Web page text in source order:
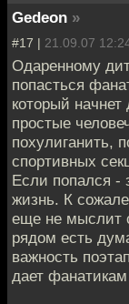
Gedeon »
#17 | 21.09.07
Одаренному
попасться
который начнет
простые
похулиганить,
спортивных
Если попался -
жизнь. К
еще не мыслит
рядом есть
важность
дает